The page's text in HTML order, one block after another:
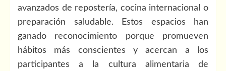
avanzados de repostería, cocina internacional o
preparación saludable. Estos espacios han
ganado reconocimiento porque promueven
hábitos más conscientes y acercan a los
participantes a la cultura alimentaria de